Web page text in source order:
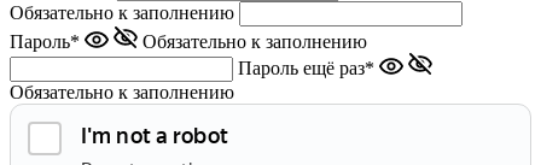
Обязательно к заполнению
Пароль*
Обязательно к заполнению
Пароль ещё раз*
Обязательно к заполнению